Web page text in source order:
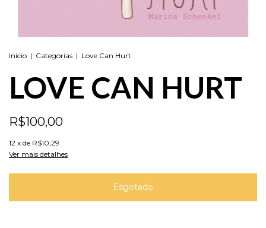
Início | Categorias | Love Can Hurt
LOVE CAN HURT
R$100,00
12 x de R$10,29
Ver mais detalhes